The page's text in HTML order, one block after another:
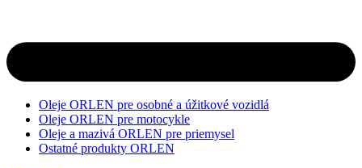
Oleje ORLEN pre osobné a úžitkové vozidlá
Oleje ORLEN pre motocykle
Oleje a mazivá ORLEN pre priemysel
Ostatné produkty ORLEN